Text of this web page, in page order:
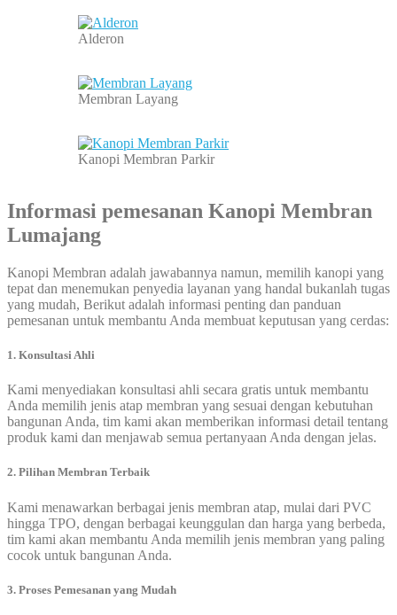
Alderon
Membran Layang
Kanopi Membran Parkir
Informasi pemesanan Kanopi Membran
Lumajang
Kanopi Membran adalah jawabannya namun, memilih kanopi yang
tepat dan menemukan penyedia layanan yang handal bukanlah tugas
yang mudah, Berikut adalah informasi penting dan panduan
pemesanan untuk membantu Anda membuat keputusan yang cerdas:
1. Konsultasi Ahli
Kami menyediakan konsultasi ahli secara gratis untuk membantu
Anda memilih jenis atap membran yang sesuai dengan kebutuhan
bangunan Anda, tim kami akan memberikan informasi detail tentang
produk kami dan menjawab semua pertanyaan Anda dengan jelas.
2. Pilihan Membran Terbaik
Kami menawarkan berbagai jenis membran atap, mulai dari PVC
hingga TPO, dengan berbagai keunggulan dan harga yang berbeda,
tim kami akan membantu Anda memilih jenis membran yang paling
cocok untuk bangunan Anda.
3. Proses Pemesanan yang Mudah